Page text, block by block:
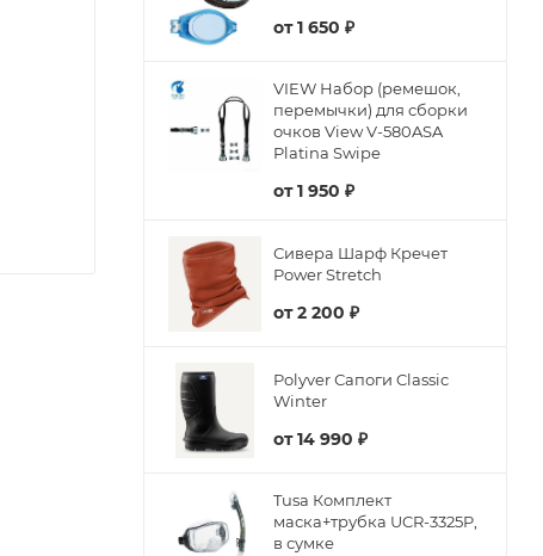
от1 650 ₽
VIEW Набор (ремешок,
перемычки) для сборки
очков View V-580ASA
Platina Swipe
от1 950 ₽
Сивера Шарф Кречет
Power Stretch
от2 200 ₽
Polyver Сапоги Classic
Winter
от14 990 ₽
Tusa Комплект
маска+трубка UCR-3325P,
в сумке